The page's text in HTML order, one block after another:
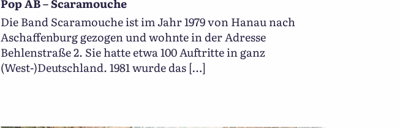
Pop AB – Scaramouche
Die Band Scaramouche ist im Jahr 1979 von Hanau nach
Aschaffenburg gezogen und wohnte in der Adresse
Behlenstraße 2. Sie hatte etwa 100 Auftritte in ganz
(West-)Deutschland. 1981 wurde das […]